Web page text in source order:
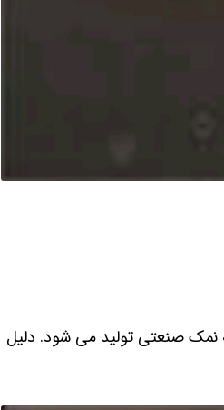
نمک صنعتی تولید می شود. دلیل